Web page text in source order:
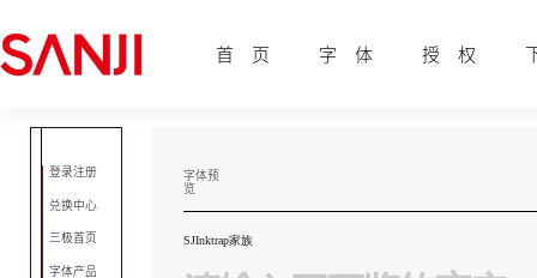
首 页 字 体 授 权
登录注册
兑换中心
三极首页
字体产品
字体预
览
SJInktrap家族